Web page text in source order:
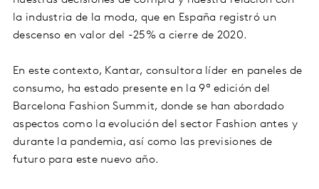
la industria de la moda, que en España registró un
descenso en valor del -25% a cierre de 2020.
En este contexto, Kantar, consultora líder en paneles de
consumo, ha estado presente en la 9ª edición del
Barcelona Fashion Summit, donde se han abordado
aspectos como la evolución del sector Fashion antes y
durante la pandemia, así como las previsiones de
futuro para este nuevo año.